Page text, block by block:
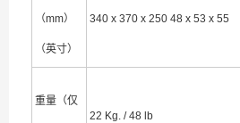
（mm）
（英寸）
340 x 370 x 250 48 x 53 x 55
重量（仅
22 Kg. / 48 lb